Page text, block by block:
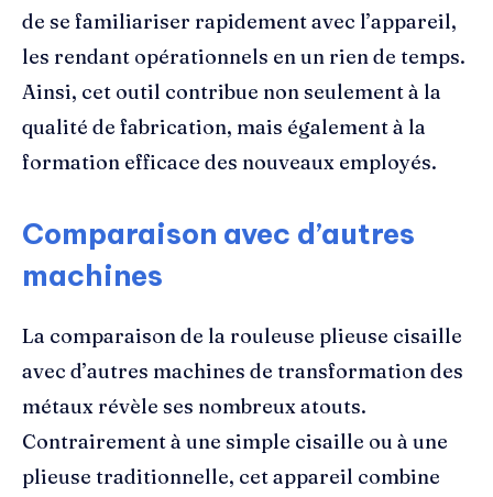
de se familiariser rapidement avec l’appareil,
les rendant opérationnels en un rien de temps.
Ainsi, cet outil contribue non seulement à la
qualité de fabrication, mais également à la
formation efficace des nouveaux employés.
Comparaison avec d’autres
machines
La comparaison de la rouleuse plieuse cisaille
avec d’autres machines de transformation des
métaux révèle ses nombreux atouts.
Contrairement à une simple cisaille ou à une
plieuse traditionnelle, cet appareil combine